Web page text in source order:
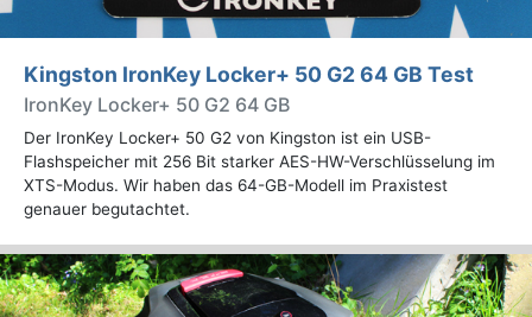
Kingston IronKey Locker+ 50 G2 64 GB Test
IronKey Locker+ 50 G2 64 GB
Der IronKey Locker+ 50 G2 von Kingston ist ein USB-
Flashspeicher mit 256 Bit starker AES-HW-Verschlüsselung im
XTS-Modus. Wir haben das 64-GB-Modell im Praxistest
genauer begutachtet.